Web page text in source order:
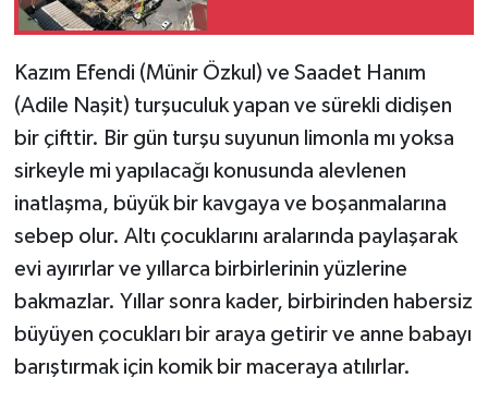
Kazım Efendi (Münir Özkul) ve Saadet Hanım
(Adile Naşit) turşuculuk yapan ve sürekli didişen
bir çifttir. Bir gün turşu suyunun limonla mı yoksa
sirkeyle mi yapılacağı konusunda alevlenen
inatlaşma, büyük bir kavgaya ve boşanmalarına
sebep olur. Altı çocuklarını aralarında paylaşarak
evi ayırırlar ve yıllarca birbirlerinin yüzlerine
bakmazlar. Yıllar sonra kader, birbirinden habersiz
büyüyen çocukları bir araya getirir ve anne babayı
barıştırmak için komik bir maceraya atılırlar.